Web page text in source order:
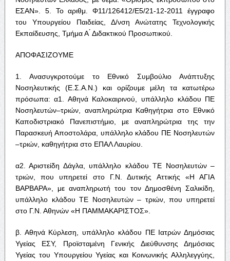
ΕΣΑΝ». 5. Το αριθμ. Φ11/126412/Ε5/21-12-2011 έγγραφο
του Υπουργείου Παιδείας, Δ/νση Ανώτατης Τεχνολογικής
Εκπαίδευσης, Τμήμα Α ́ Διδακτικού Προσωπικού.
ΑΠΟΦΑΣΙΖΟΥΜΕ
1. Ανασυγκροτούμε το Εθνικό Συμβούλιο Ανάπτυξης
Νοσηλευτικής (Ε.Σ.Α.Ν.) και ορίζουμε μέλη τα κατωτέρω
πρόσωπα: α1. Αθηνά Καλοκαιρινού, υπάλληλο κλάδου ΠΕ
Νοσηλευτών–τριών, αναπληρώτρια Καθηγήτρια στο Εθνικό
Καποδιστριακό Πανεπιστήμιο, με αναπληρώτρια της την
Παρασκευή Αποστολάρα, υπάλληλο κλάδου ΠΕ Νοσηλευτών
–τριών, καθηγήτρια στο ΕΠΑΛ Λαυρίου.
α2. Αριστείδη Δάγλα, υπάλληλο κλάδου ΤΕ Νοσηλευτών –
τριών, που υπηρετεί στο Γ.Ν. Δυτικής Αττικής «Η ΑΓΙΑ
ΒΑΡΒΑΡΑ», με αναπληρωτή του τον Δημοσθένη Σαλικίδη,
υπάλληλο κλάδου ΤΕ Νοσηλευτών – τριών, που υπηρετεί
στο Γ.Ν. Αθηνών «Η ΠΑΜΜΑΚΑΡΙΣΤΟΣ».
β. Αθηνά Κύρλεση, υπάλληλο κλάδου ΠΕ Ιατρών Δημόσιας
Υγείας ΕΣΥ, Προϊσταμένη Γενικής Διεύθυνσης Δημόσιας
Υγείας του Υπουργείου Υγείας και Κοινωνικής Αλληλεγγύης,